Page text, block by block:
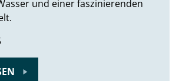
und einer faszinierenden